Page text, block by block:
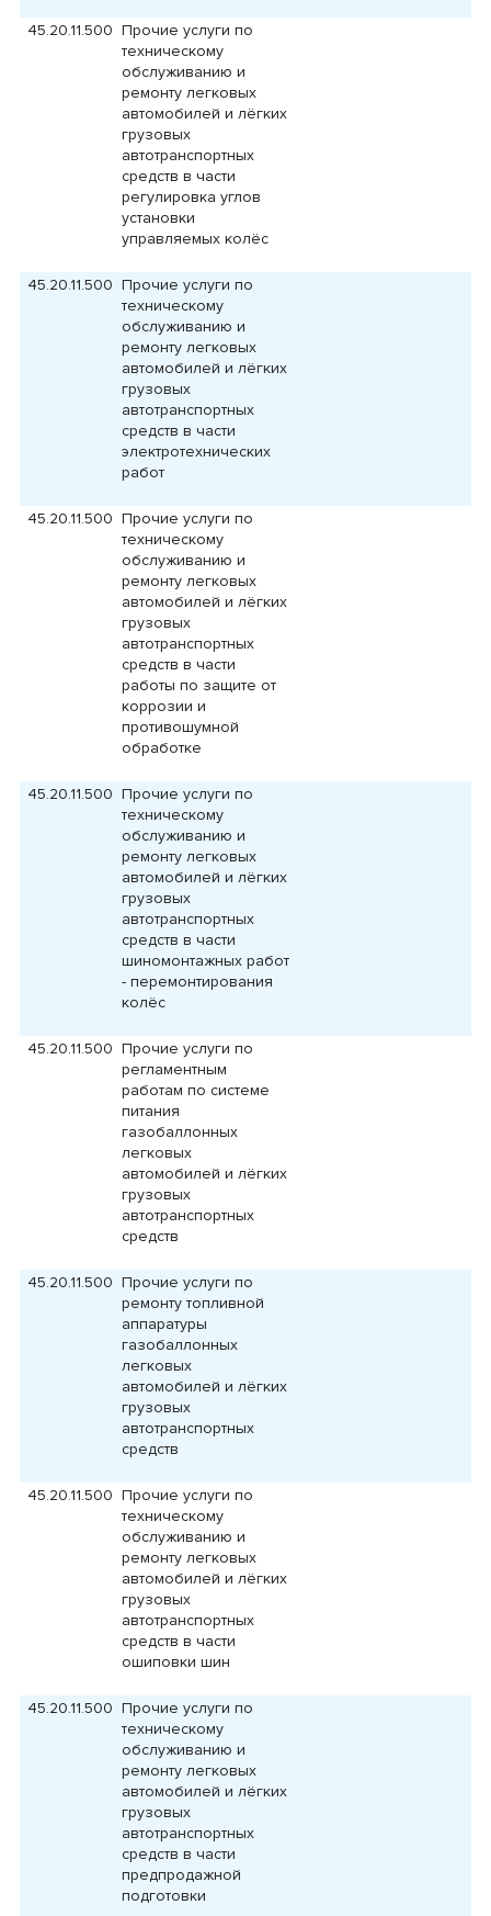
45.20.11.500 Прочие услуги по
техническому
обслуживанию и
ремонту легковых
автомобилей и лёгких
грузовых
автотранспортных
средств в части
регулировка углов
установки
управляемых колёс
45.20.11.500 Прочие услуги по
техническому
обслуживанию и
ремонту легковых
автомобилей и лёгких
грузовых
автотранспортных
средств в части
электротехнических
работ
45.20.11.500 Прочие услуги по
техническому
обслуживанию и
ремонту легковых
автомобилей и лёгких
грузовых
автотранспортных
средств в части
работы по защите от
коррозии и
противошумной
обработке
45.20.11.500 Прочие услуги по
техническому
обслуживанию и
ремонту легковых
автомобилей и лёгких
грузовых
автотранспортных
средств в части
шиномонтажных работ
- перемонтирования
колёс
45.20.11.500 Прочие услуги по
регламентным
работам по системе
питания
газобаллонных
легковых
автомобилей и лёгких
грузовых
автотранспортных
средств
45.20.11.500 Прочие услуги по
ремонту топливной
аппаратуры
газобаллонных
легковых
автомобилей и лёгких
грузовых
автотранспортных
средств
45.20.11.500 Прочие услуги по
техническому
обслуживанию и
ремонту легковых
автомобилей и лёгких
грузовых
автотранспортных
средств в части
ошиповки шин
45.20.11.500 Прочие услуги по
техническому
обслуживанию и
ремонту легковых
автомобилей и лёгких
грузовых
автотранспортных
средств в части
предпродажной
подготовки